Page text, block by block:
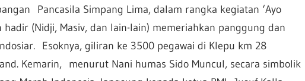
Pancasila Simpang Lima, dalam rangka kegiatan ‘Ayo
(Nidji, Masiv, dan lain-lain) memeriahkan panggung dan
Esoknya, giliran ke 3500 pegawai di Klepu km 28
Kemarin, menurut Nani humas Sido Muncul, secara simbolik